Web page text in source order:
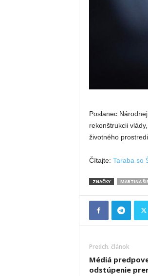
Poslanec
rekonštrukcii
životného
Čítajte: Taraba so
ZNAČKY MARTINA
Predch. článok
Médiá
odstúpenie